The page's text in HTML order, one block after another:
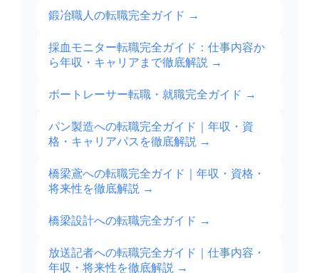
鍛冶職人の転職完全ガイド →
採血モニター転職完全ガイド：仕事内容か
ら年収・キャリアまで徹底解説 →
ボートレーサー転職・就職完全ガイド →
パン製造への転職完全ガイド｜年収・資
格・キャリアパスを徹底解説 →
橋梁鳶への転職完全ガイド｜年収・資格・
将来性を徹底解説 →
橋梁設計への転職完全ガイド →
放送記者への転職完全ガイド｜仕事内容・
年収・将来性を徹底解説 →